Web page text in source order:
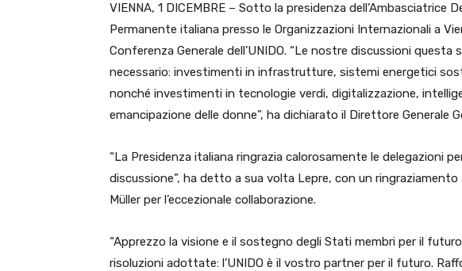
VIENNA, 1 DICEMBRE – Sotto la presidenza dell’Ambasciatrice
Permanente italiana presso le Organizzazioni Internazionali a
Conferenza Generale dell’UNIDO. “Le nostre discussioni
necessario: investimenti in infrastrutture, sistemi energetici
nonché investimenti in tecnologie verdi, digitalizzazione,
emancipazione delle donne”, ha dichiarato il Direttore Generale
“La Presidenza italiana ringrazia calorosamente le delegazioni
discussione”, ha detto a sua volta Lepre, con un
Müller per l’eccezionale collaborazione.
“Apprezzo la visione e il sostegno degli Stati membri per il
risoluzioni adottate: l’UNIDO è il vostro partner per il futuro.